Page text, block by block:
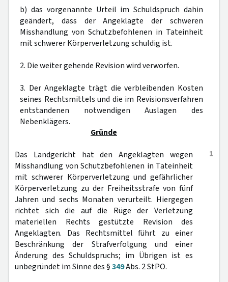
b) das vorgenannte Urteil im Schuldspruch dahin
geändert, dass der Angeklagte der schweren
Misshandlung von Schutzbefohlenen in Tateinheit
mit schwerer Körperverletzung schuldig ist.
2. Die weiter gehende Revision wird verworfen.
3. Der Angeklagte trägt die verbleibenden Kosten
seines Rechtsmittels und die im Revisionsverfahren
entstandenen notwendigen Auslagen des
Nebenklägers.
Gründe
1
Das Landgericht hat den Angeklagten wegen
Misshandlung von Schutzbefohlenen in Tateinheit
mit schwerer Körperverletzung und gefährlicher
Körperverletzung zu der Freiheitsstrafe von fünf
Jahren und sechs Monaten verurteilt. Hiergegen
richtet sich die auf die Rüge der Verletzung
materiellen Rechts gestützte Revision des
Angeklagten. Das Rechtsmittel führt zu einer
Beschränkung der Strafverfolgung und einer
Änderung des Schuldspruchs; im Übrigen ist es
unbegründet im Sinne des §349Abs. 2 StPO.